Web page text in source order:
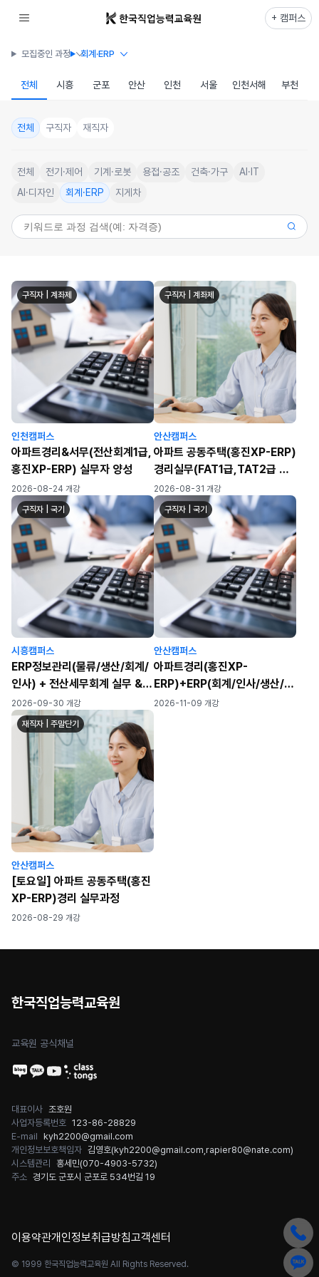
+ 캠퍼스
모집중인 과정 회계·ERP
전체 시흥 군포 안산 인천 서울 인천서해 부천
전체 구직자 재직자
전체 전기·제어 기계·로봇 용접·공조 건축·가구
AI·IT
AI·디자인
회계·ERP 지게차
구직자 | 계좌제
인천캠퍼스
아파트경리&서무(전산회계1급,
홍진XP-ERP) 실무자 양성
2026-08-24 개강
구직자 | 계좌제
안산캠퍼스
아파트 공동주택(홍진XP-ERP)
경리실무(FAT1급,TAT2급 자
격취득)
2026-08-31 개강
구직자 | 국기
시흥캠퍼스
ERP정보관리(물류/생산/회계/
인사) + 전산세무회계 실무 &
자격증 취득 과정
2026-09-30 개강
구직자 | 국기
안산캠퍼스
아파트경리(홍진XP-
ERP)+ERP(회계/인사/생산/물
류)+전산세무회계
2026-11-09 개강
재직자 | 주말단기
안산캠퍼스
[토요일] 아파트 공동주택(홍진
XP-ERP)경리 실무과정
2026-08-29 개강
한국직업능력교육원
교육원 공식채널
대표이사 조호원
사업자등록번호 123-86-28829
E-mail kyh2200@gmail.com
개인정보보호책임자 김영호(kyh2200@gmail.com rapier80@nate.com)
시스템관리
홍세민(070-4903-5732)
주소 경기도 군포시 군포로 534번길 19
이용약관개인정보취급방침고객센터
© 1999 한국직업능력교육원 All Rights Reserved.